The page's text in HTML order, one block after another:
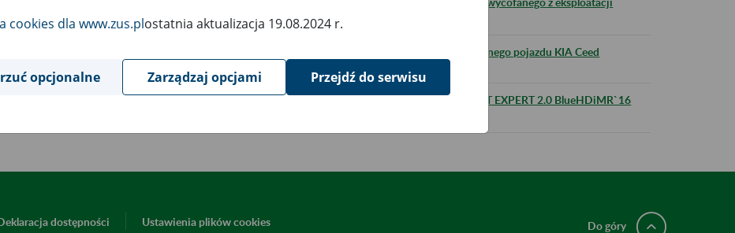
pojazdu - Skoda Superb III 2.0 TSI MR`20 E6d
Poznań: pisemny przetarg ofertowy w sprawie sprzedaży używanego pojazdu KIA Ceed
Słupsk: sprzedaż używanego samochodu służbowego PEUGEOT EXPERT 2.0 BlueHDiMR`16
dostępności Ustawienia plików cookies Do góry
cookies dla www.zus.plostatnia aktualizacja 19.08.2024 r.
opcjonalne Zarządzaj opcjami Przejdź do serwisu